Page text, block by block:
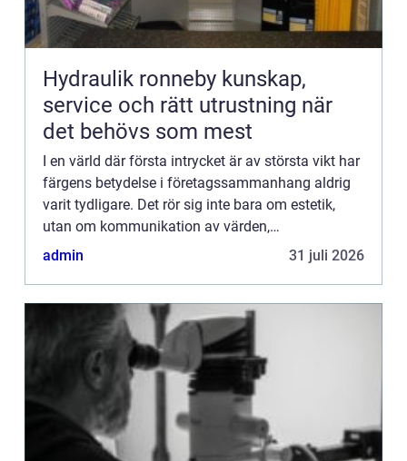
Hydraulik ronneby kunskap,
service och rätt utrustning när
det behövs som mest
I en värld där första intrycket är av största vikt har
färgens betydelse i företagssammanhang aldrig
varit tydligare. Det rör sig inte bara om estetik,
utan om kommunikation av värden,
varumärkesident...
admin 31 juli 2026